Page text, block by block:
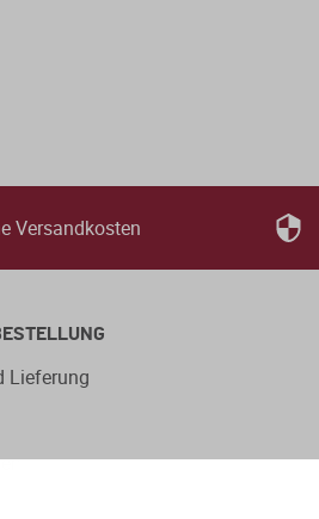
Versandkosten
Lieferung